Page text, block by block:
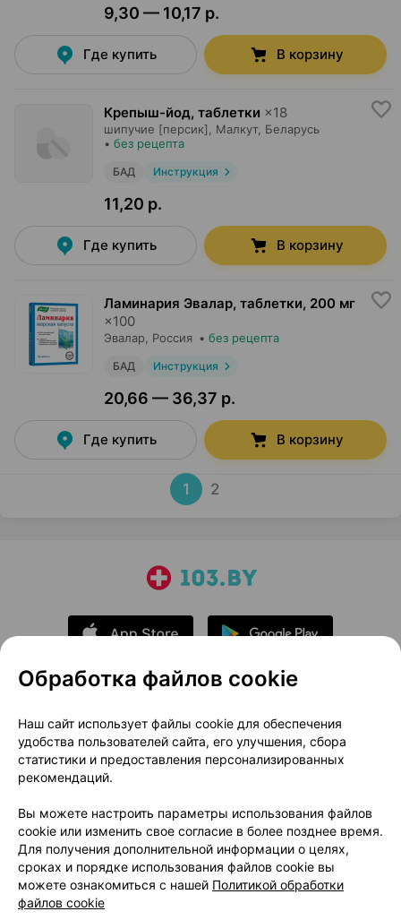
9,30 — 10,17 р.
Где купить В корзину
Крепыш-йод, таблетки ×18
шипучие [персик], Малкут, Беларусь
• без рецепта
БАД Инструкция
11,20 р.
Где купить В корзину
Ламинария Эвалар, таблетки, 200 мг
×100
Эвалар , Россия • без рецепта
БАД Инструкция
20,66 — 36,37 р.
Где купить В корзину
1 2
О проекте
Новости проекта
Размещение рекламы
Медицинский маркетинг
Публичный договор
Доставка
Способы оплаты
Вакансии
Партнеры
Написать руководителю 103.by
Написать в поддержку
Персональные настройки Cookie
Обработка файлов cookie
Наш сайт использует файлы cookie для обеспечения
удобства пользователей сайта, его улучшения, сбора
статистики и предоставления персонализированных
рекомендаций.
Вы можете настроить параметры использования файлов
cookie или изменить свое согласие в более позднее время.
Для получения дополнительной информации о целях,
сроках и порядке использования файлов cookie вы
можете ознакомиться с нашей Политикой обработки
файлов cookie